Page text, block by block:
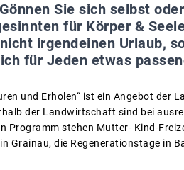
Gönnen Sie sich selbst
für Körper &
irgendeinen Urlaub,
für Jeden etwas
und Erholen“ ist ein Angebot der
der Landwirtschaft sind bei
Programm stehen Mutter- Kind-
Grainau, die Regenerationstage in